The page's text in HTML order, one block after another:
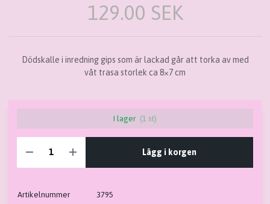
129.00 SEK
Dödskalle i inredning gips som är lackad går att torka av med
våt trasa storlek ca 8×7 cm
I lager (1 st)
Lägg i korgen
Artikelnummer 3795